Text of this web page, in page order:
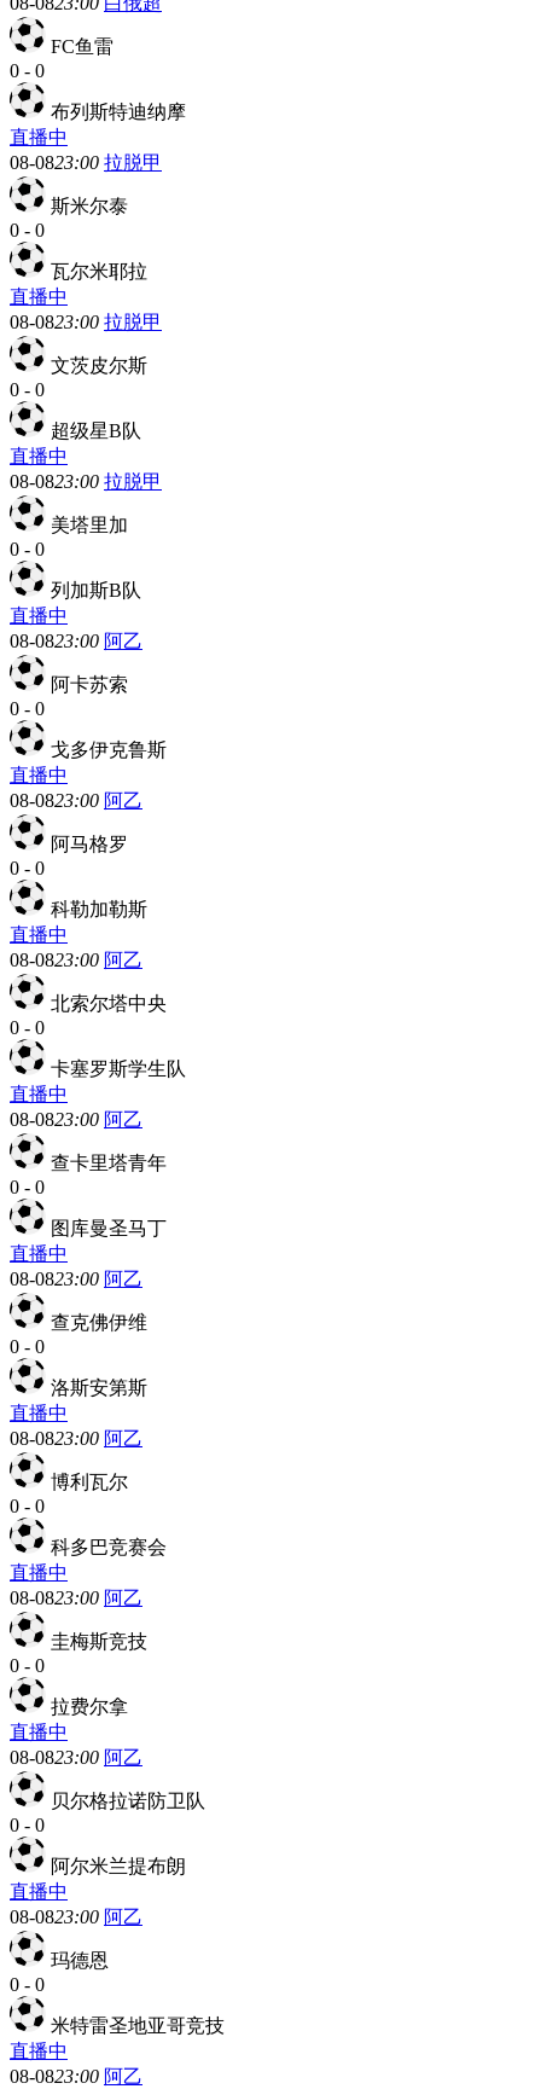
FC鱼雷
0 - 0
布列斯特迪纳摩
直播中
08-0823:00 拉脱甲
斯米尔泰
0 - 0
瓦尔米耶拉
直播中
08-0823:00 拉脱甲
文茨皮尔斯
0 - 0
超级星B队
直播中
08-0823:00 拉脱甲
美塔里加
0 - 0
列加斯B队
直播中
08-0823:00 阿乙
阿卡苏索
0 - 0
戈多伊克鲁斯
直播中
08-0823:00 阿乙
阿马格罗
0 - 0
科勒加勒斯
直播中
08-0823:00 阿乙
北索尔塔中央
0 - 0
卡塞罗斯学生队
直播中
08-0823:00 阿乙
查卡里塔青年
0 - 0
图库曼圣马丁
直播中
08-0823:00 阿乙
查克佛伊维
0 - 0
洛斯安第斯
直播中
08-0823:00 阿乙
博利瓦尔
0 - 0
科多巴竞赛会
直播中
08-0823:00 阿乙
圭梅斯竞技
0 - 0
拉费尔拿
直播中
08-0823:00 阿乙
贝尔格拉诺防卫队
0 - 0
阿尔米兰提布朗
直播中
08-0823:00 阿乙
玛德恩
0 - 0
米特雷圣地亚哥竞技
直播中
08-0823:00 阿乙